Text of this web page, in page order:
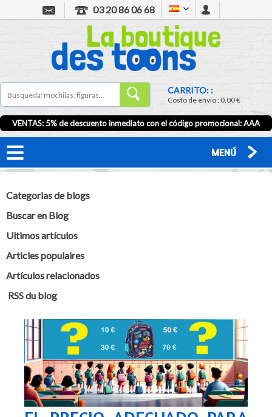
03 20 86 06 68
CARRITO: :
Costo de envío :0,00 €
VENTAS: 5% de descuento inmediato con el código promocional:AAA
MENÚ
Categorias de blogs
Buscar en Blog
Ultimos artículos
Articles populaires
Artículos relacionados
RSS du blog